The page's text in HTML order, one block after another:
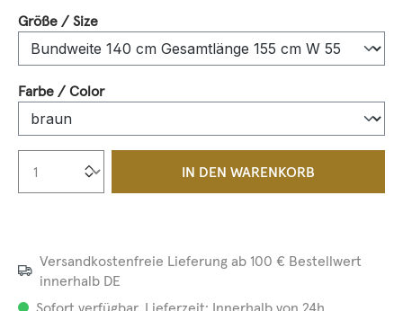
Größe / Sizeauswählen
Farbe / Colorauswählen
Produkt Anzahl: Gib den
IN DEN WARENKORB
Versandkostenfreie Lieferung ab 100 € Bestellwert
innerhalb DE
Sofort verfügbar, Lieferzeit: Innerhalb von 24h